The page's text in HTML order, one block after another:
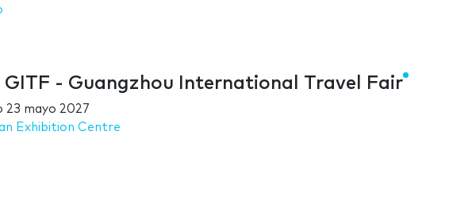
GITF - Guangzhou International Travel Fair
23 mayo 2027
Exhibition Centre